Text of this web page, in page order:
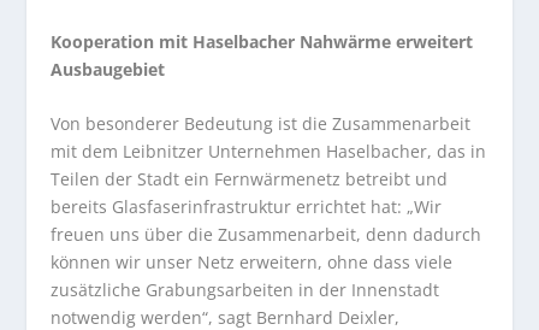
Kooperation mit Haselbacher Nahwärme erweitert
Ausbaugebiet
Von besonderer Bedeutung ist die Zusammenarbeit
mit dem Leibnitzer Unternehmen Haselbacher, das in
Teilen der Stadt ein Fernwärmenetz betreibt und
bereits Glasfaserinfrastruktur errichtet hat: „Wir
freuen uns über die Zusammenarbeit, denn dadurch
können wir unser Netz erweitern, ohne dass viele
zusätzliche Grabungsarbeiten in der Innenstadt
notwendig werden“, sagt Bernhard Deixler,